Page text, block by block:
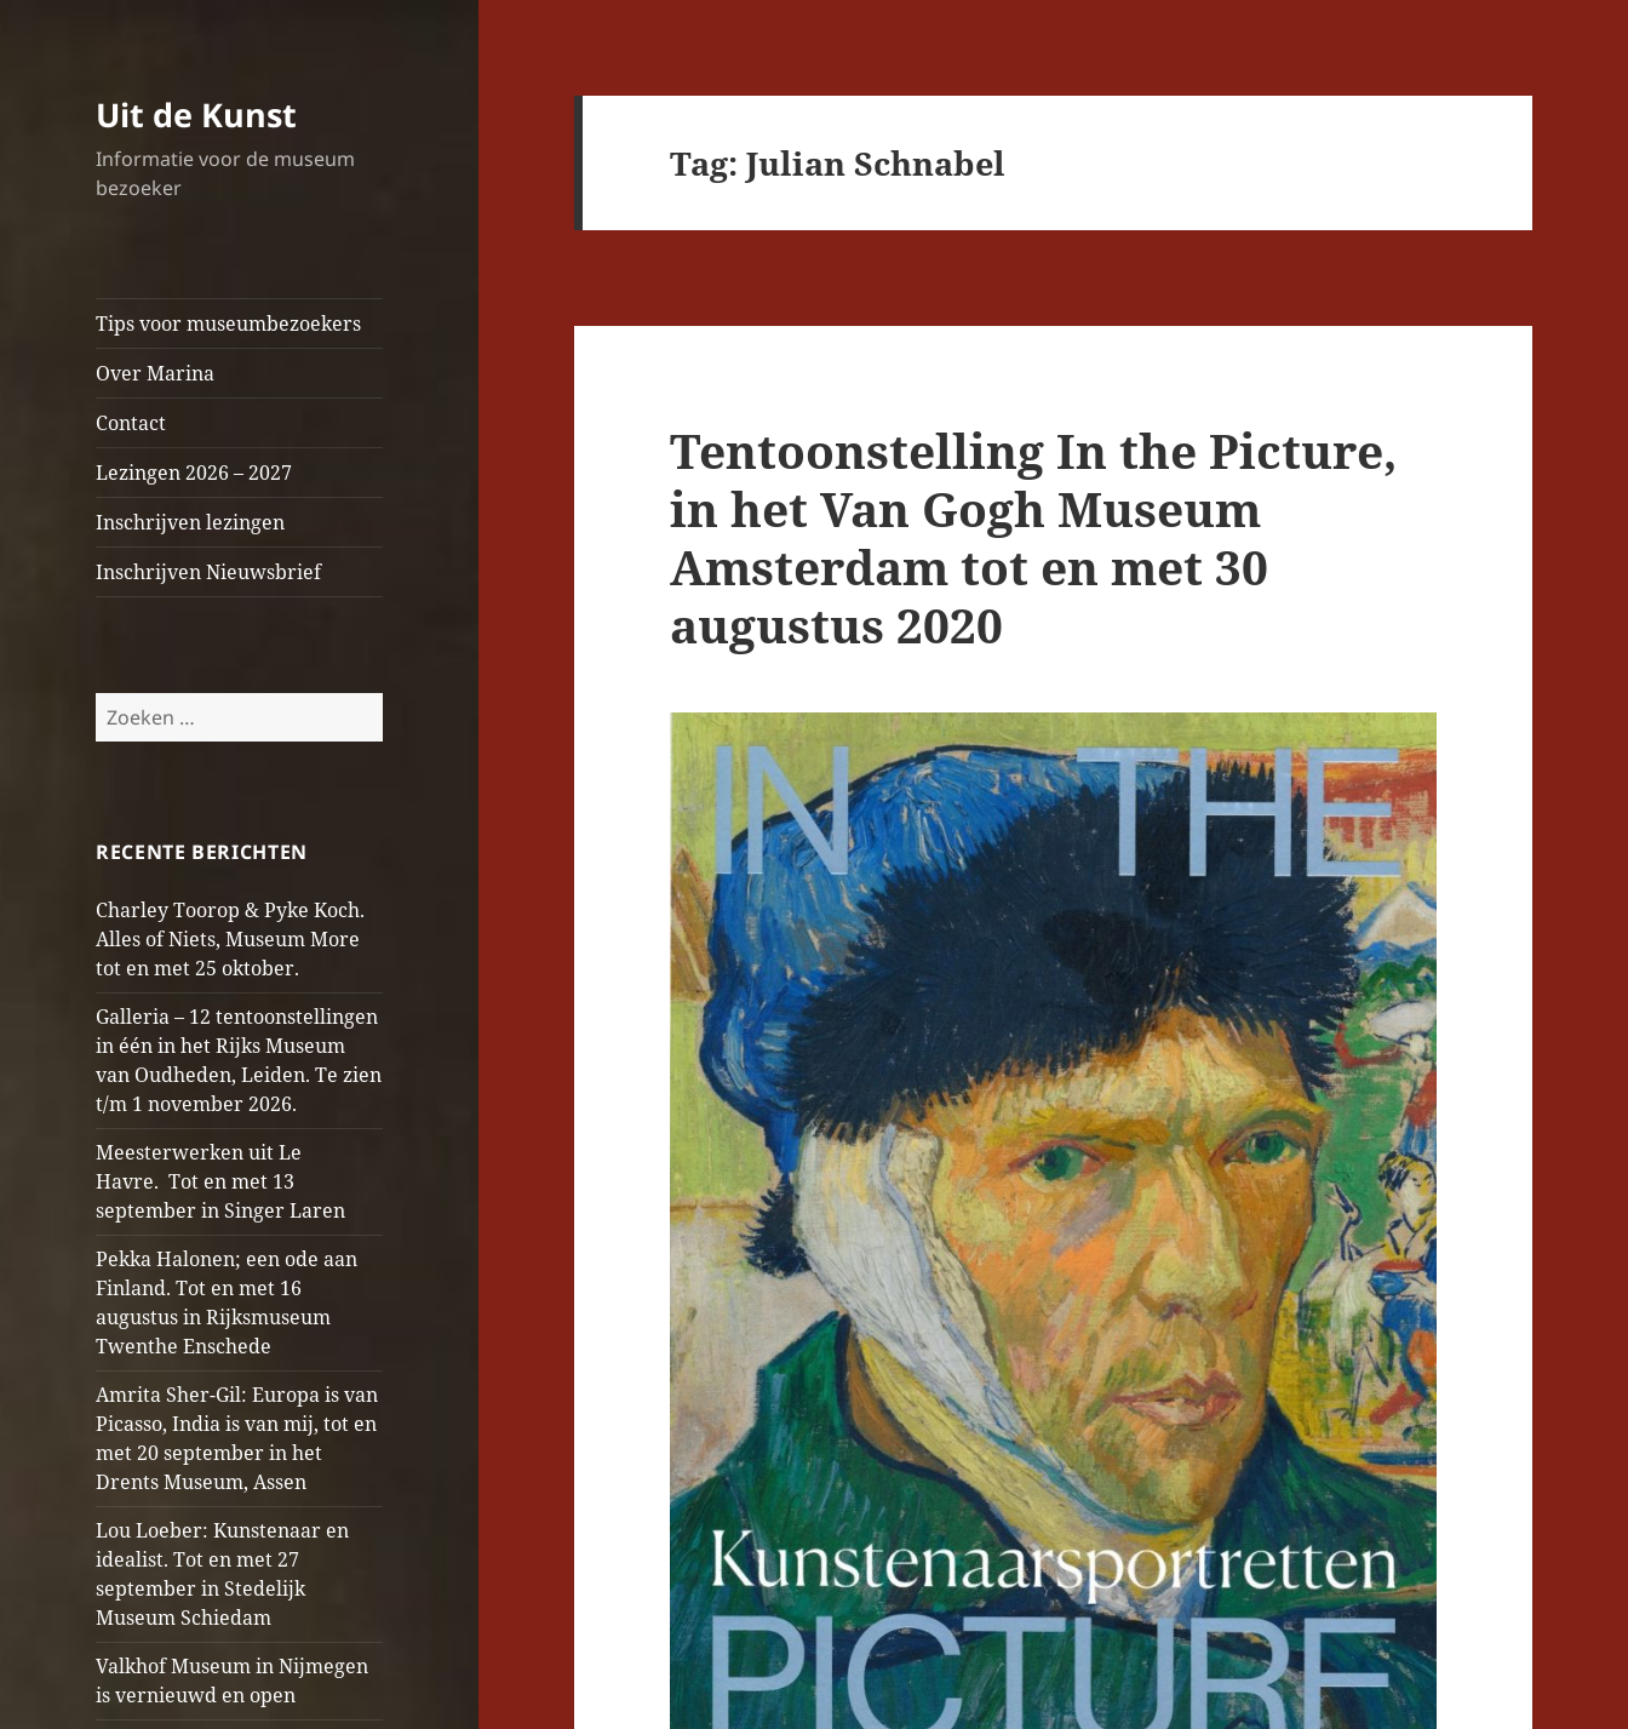
Uit de Kunst
Informatie voor de museum
bezoeker
Tips voor museumbezoekers
Over Marina
Contact
Lezingen 2026 – 2027
Inschrijven lezingen
Inschrijven Nieuwsbrief
Zoeken
naar:
RECENTE BERICHTEN
Charley Toorop & Pyke Koch.
Alles of Niets, Museum More
tot en met 25 oktober.
Galleria – 12 tentoonstellingen
in één in het Rijks Museum
van Oudheden, Leiden. Te zien
t/m 1 november 2026.
Meesterwerken uit Le
Havre. Tot en met 13
september in Singer Laren
Pekka Halonen; een ode aan
Finland. Tot en met 16
augustus in Rijksmuseum
Twenthe Enschede
Amrita Sher-Gil: Europa is van
Picasso, India is van mij, tot en
met 20 september in het
Drents Museum, Assen
Lou Loeber: Kunstenaar en
idealist. Tot en met 27
september in Stedelijk
Museum Schiedam
Valkhof Museum in Nijmegen
is vernieuwd en open
Tag:Julian Schnabel
Tentoonstelling In the Picture,
in het Van Gogh Museum
Amsterdam tot en met 30
augustus 2020